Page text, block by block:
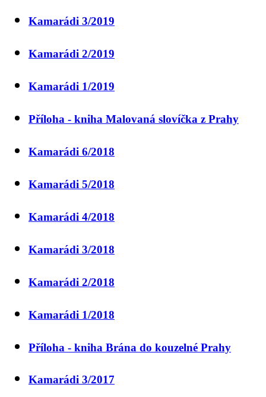
Kamarádi 3/2019
Kamarádi 2/2019
Kamarádi 1/2019
Příloha - kniha Malovaná slovíčka z Prahy
Kamarádi 6/2018
Kamarádi 5/2018
Kamarádi 4/2018
Kamarádi 3/2018
Kamarádi 2/2018
Kamarádi 1/2018
Příloha - kniha Brána do kouzelné Prahy
Kamarádi 3/2017